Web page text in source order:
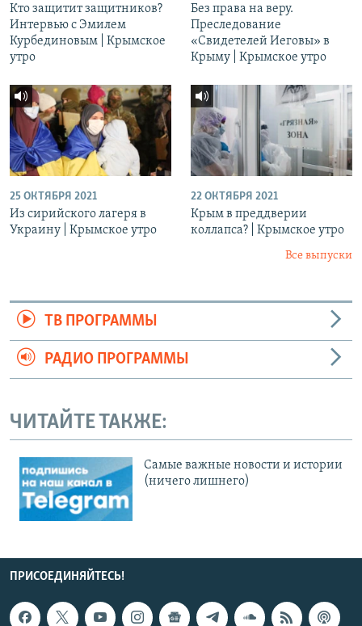
Кто защитит защитников?
Интервью с Эмилем
Курбединовым | Крымское
утро
Без права на веру.
Преследование
«Свидетелей Иеговы» в
Крыму | Крымское утро
25 ОКТЯБРЯ 2021
Из сирийского лагеря в
Украину | Крымское утро
22 ОКТЯБРЯ 2021
Крым в преддверии
коллапса? | Крымское утро
Все выпуски
ТВ ПРОГРАММЫ
РАДИО ПРОГРАММЫ
ЧИТАЙТЕ ТАКЖЕ:
Cамые важные новости и истории
(ничего лишнего)
ПРИСОЕДИНЯЙТЕСЬ!